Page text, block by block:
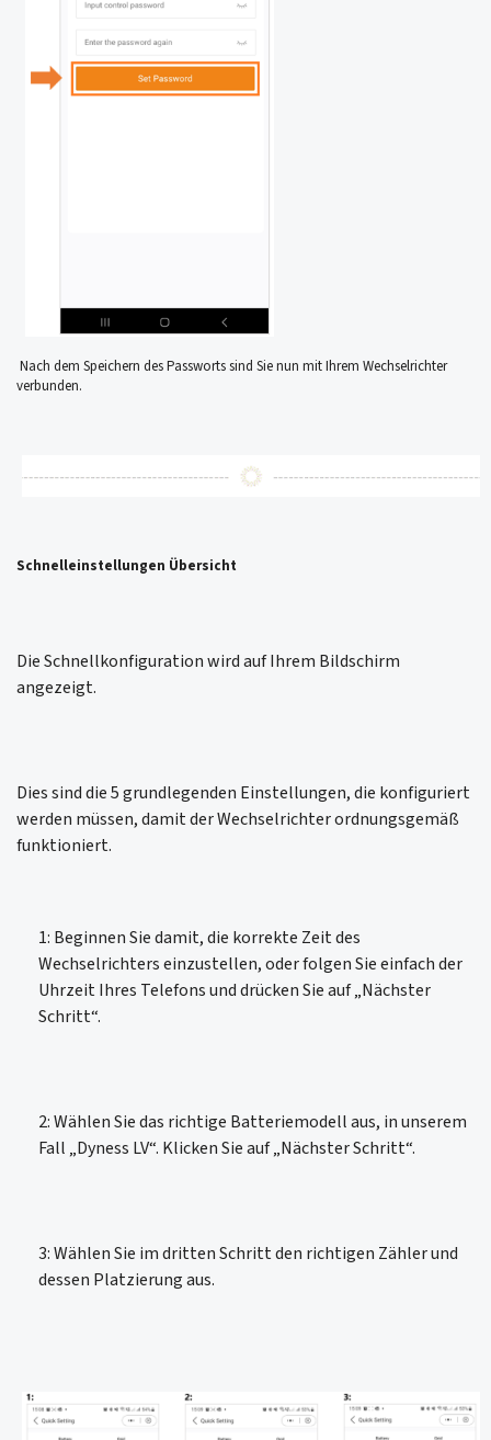
Nach dem Speichern des Passworts sind Sie nun mit Ihrem Wechselrichter
verbunden.
Schnelleinstellungen Übersicht
Die Schnellkonfiguration wird auf Ihrem Bildschirm
angezeigt.
Dies sind die 5 grundlegenden Einstellungen, die konfiguriert
werden müssen, damit der Wechselrichter ordnungsgemäß
funktioniert.
1: Beginnen Sie damit, die korrekte Zeit des
Wechselrichters einzustellen, oder folgen Sie einfach der
Uhrzeit Ihres Telefons und drücken Sie auf „Nächster
Schritt“.
2: Wählen Sie das richtige Batteriemodell aus, in unserem
Fall „Dyness LV“. Klicken Sie auf „Nächster Schritt“.
3: Wählen Sie im dritten Schritt den richtigen Zähler und
dessen Platzierung aus.